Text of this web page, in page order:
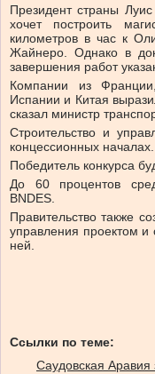
Президент страны
хочет построить
километров в час к
Жайнеро. Однако в
завершения работ
Компании из
Испании и Китая
сказал министр
Строительство и
концессионных началах.
Победитель конкурса
До 60 процентов
BNDES.
Правительство также
управления проектом и
ней.
Ссылки по теме:
Саудовская Аравия